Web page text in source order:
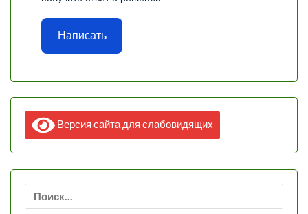
Написать
Версия сайта для слабовидящих